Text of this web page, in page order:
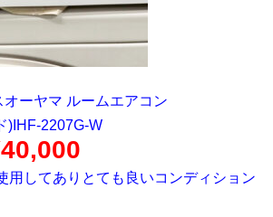
ーヤマ ルームエアコン
)IHF-2207G-W
40,000
用してありとても良いコンディション